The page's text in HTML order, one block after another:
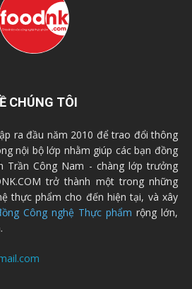
CHÚNG TÔI
ra đầu năm 2010 để trao đổi thông
nội bộ lớp nhằm giúp các bạn đồng
Trần Công Nam - chàng lớp trưởng
trở thành một trong những
thực phẩm cho đến hiện tại, và xây
Công nghệ Thực phẩm rộng lớn,